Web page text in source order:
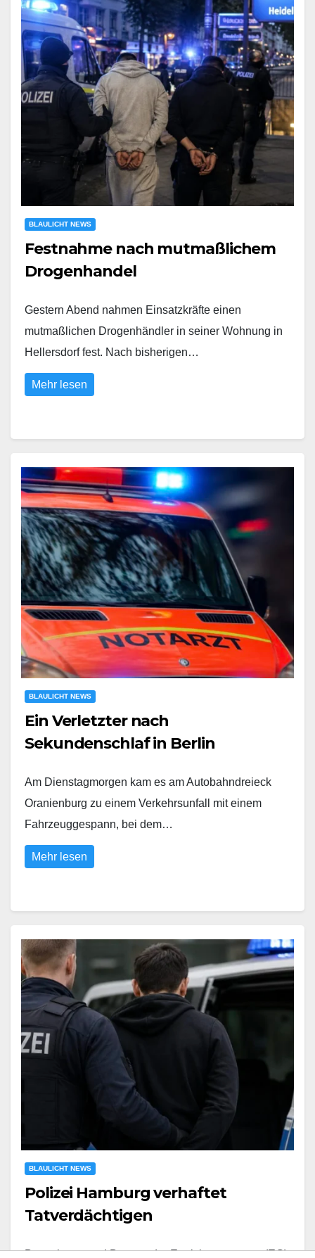
BLAULICHT NEWS
Festnahme nach mutmaßlichem
Drogenhandel
Gestern Abend nahmen Einsatzkräfte einen
mutmaßlichen Drogenhändler in seiner Wohnung in
Hellersdorf fest. Nach bisherigen…
Mehr lesen
BLAULICHT NEWS
Ein Verletzter nach
Sekundenschlaf in Berlin
Am Dienstagmorgen kam es am Autobahndreieck
Oranienburg zu einem Verkehrsunfall mit einem
Fahrzeuggespann, bei dem…
Mehr lesen
BLAULICHT NEWS
Polizei Hamburg verhaftet
Tatverdächtigen
Beamtinnen und Beamte der Ermittlungsgruppe (EG)